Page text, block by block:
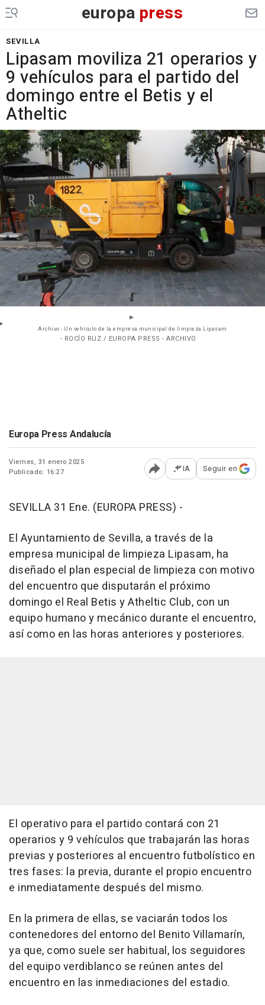
europa press
SEVILLA
Lipasam moviliza 21 operarios y
9 vehículos para el partido del
domingo entre el Betis y el
Atheltic
Archivo - Un vehículo de la empresa municipal de limpieza Lipasam
- ROCÍO RUZ / EUROPA PRESS - ARCHIVO
Europa Press Andalucía
Viernes, 31 enero 2025
Publicado: 16:27
Abrir opciones para
IA Seguir en
SEVILLA 31 Ene. (EUROPA PRESS) -
El Ayuntamiento de Sevilla, a través de la
empresa municipal de limpieza Lipasam, ha
diseñado el plan especial de limpieza con motivo
del encuentro que disputarán el próximo
domingo el Real Betis y Atheltic Club, con un
equipo humano y mecánico durante el encuentro,
así como en las horas anteriores y posteriores.
El operativo para el partido contará con 21
operarios y 9 vehículos que trabajarán las horas
previas y posteriores al encuentro futbolístico en
tres fases: la previa, durante el propio encuentro
e inmediatamente después del mismo.
En la primera de ellas, se vaciarán todos los
contenedores del entorno del Benito Villamarín,
ya que, como suele ser habitual, los seguidores
del equipo verdiblanco se reúnen antes del
encuentro en las inmediaciones del estadio.